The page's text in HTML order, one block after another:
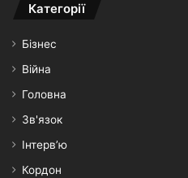
Категорії
Бізнес
Війна
Головна
Зв'язок
Інтерв’ю
Кордон